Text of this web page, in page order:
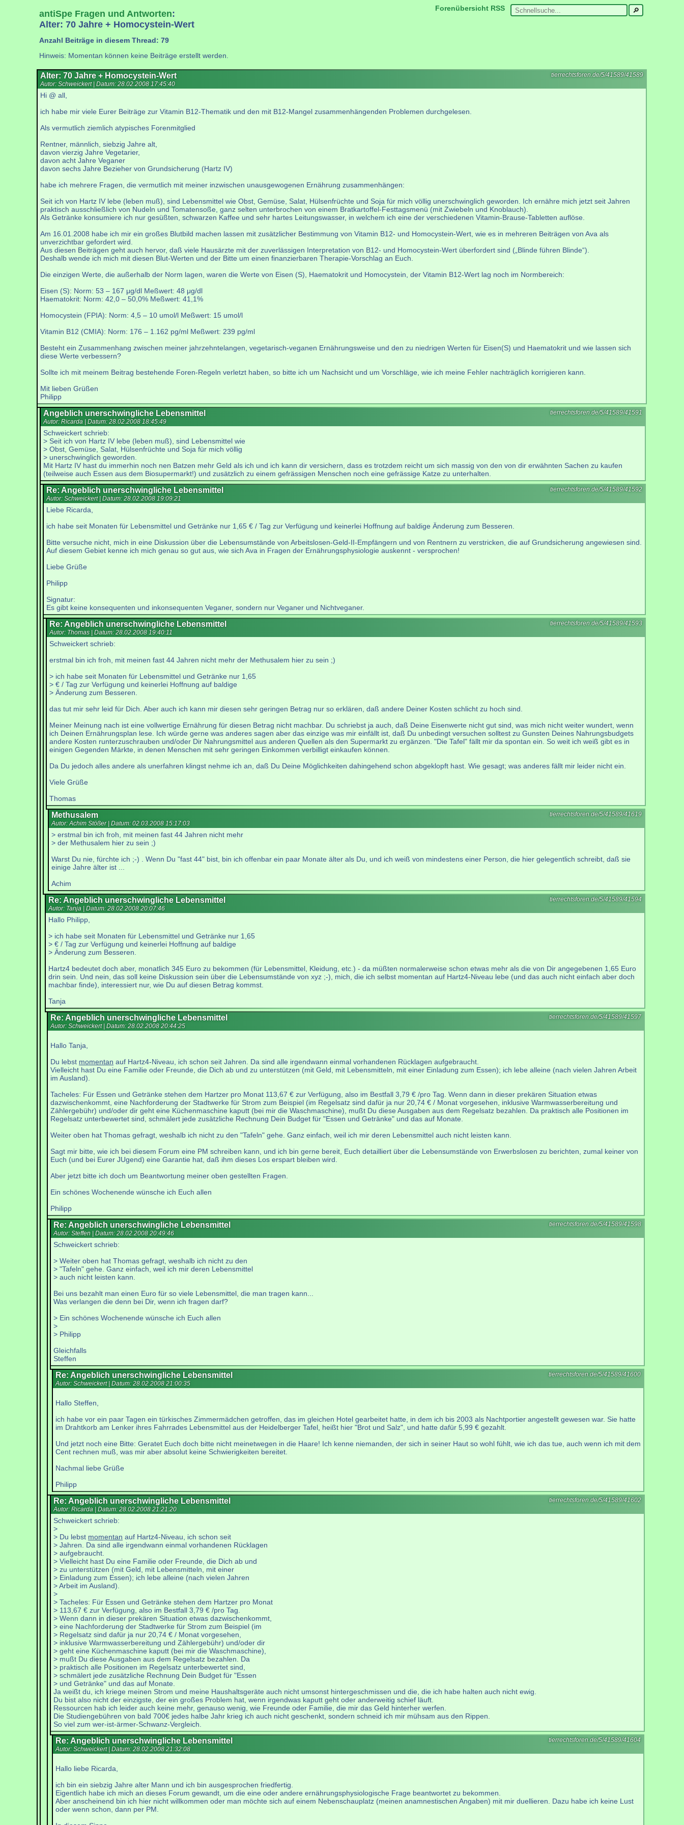
Forenübersicht RSS
antiSpe Fragen und Antworten:
Alter: 70 Jahre + Homocystein-Wert
Anzahl Beiträge in diesem Thread: 79
Hinweis: Momentan können keine Beiträge erstellt werden.
tierrechtsforen.de/5/41589/41589
Alter: 70 Jahre + Homocystein-Wert
Autor: Schweickert | Datum: 28.02.2008 17:45:40
Hi @ all,
ich habe mir viele Eurer Beiträge zur Vitamin B12-Thematik und den mit B12-Mangel zusammenhängenden Problemen durchgelesen.
Als vermutlich ziemlich atypisches Forenmitglied
Rentner, männlich, siebzig Jahre alt,
davon vierzig Jahre Vegetarier,
davon acht Jahre Veganer
davon sechs Jahre Bezieher von Grundsicherung (Hartz IV)
habe ich mehrere Fragen, die vermutlich mit meiner inzwischen unausgewogenen Ernährung zusammenhängen:
Seit ich von Hartz IV lebe (leben muß), sind Lebensmittel wie Obst, Gemüse, Salat, Hülsenfrüchte und Soja für mich völlig unerschwinglich geworden. Ich ernähre mich jetzt seit Jahren
praktisch ausschließlich von Nudeln und Tomatensoße, ganz selten unterbrochen von einem Bratkartoffel-Festtagsmenü (mit Zwiebeln und Knoblauch).
Als Getränke konsumiere ich nur gesüßten, schwarzen Kaffee und sehr hartes Leitungswasser, in welchem ich eine der verschiedenen Vitamin-Brause-Tabletten auflöse.
Am 16.01.2008 habe ich mir ein großes Blutbild machen lassen mit zusätzlicher Bestimmung von Vitamin B12- und Homocystein-Wert, wie es in mehreren Beiträgen von Ava als
unverzichtbar gefordert wird.
Aus diesen Beiträgen geht auch hervor, daß viele Hausärzte mit der zuverlässigen Interpretation von B12- und Homocystein-Wert überfordert sind („Blinde führen Blinde“).
Deshalb wende ich mich mit diesen Blut-Werten und der Bitte um einen finanzierbaren Therapie-Vorschlag an Euch.
Die einzigen Werte, die außerhalb der Norm lagen, waren die Werte von Eisen (S), Haematokrit und Homocystein, der Vitamin B12-Wert lag noch im Normbereich:
Eisen (S): Norm: 53 – 167 μg/dl Meßwert: 48 μg/dl
Haematokrit: Norm: 42,0 – 50,0% Meßwert: 41,1%
Homocystein (FPIA): Norm: 4,5 – 10 umol/l Meßwert: 15 umol/l
Vitamin B12 (CMIA): Norm: 176 – 1.162 pg/ml Meßwert: 239 pg/ml
Besteht ein Zusammenhang zwischen meiner jahrzehntelangen, vegetarisch-veganen Ernährungsweise und den zu niedrigen Werten für Eisen(S) und Haematokrit und wie lassen sich
diese Werte verbessern?
Sollte ich mit meinem Beitrag bestehende Foren-Regeln verletzt haben, so bitte ich um Nachsicht und um Vorschläge, wie ich meine Fehler nachträglich korrigieren kann.
Mit lieben Grüßen
Philipp
tierrechtsforen.de/5/41589/41591
Angeblich unerschwingliche Lebensmittel
Autor: Ricarda | Datum: 28.02.2008 18:45:49
Schweickert schrieb:
> Seit ich von Hartz IV lebe (leben muß), sind Lebensmittel wie
> Obst, Gemüse, Salat, Hülsenfrüchte und Soja für mich völlig
> unerschwinglich geworden.
Mit Hartz IV hast du immerhin noch nen Batzen mehr Geld als ich und ich kann dir versichern, dass es trotzdem reicht um sich massig von den von dir erwähnten Sachen zu kaufen
(teilweise auch Essen aus dem Biosupermarkt!) und zusätzlich zu einem gefrässigen Menschen noch eine gefrässige Katze zu unterhalten.
tierrechtsforen.de/5/41589/41592
Re: Angeblich unerschwingliche Lebensmittel
Autor: Schweickert | Datum: 28.02.2008 19:09:21
Liebe Ricarda,
ich habe seit Monaten für Lebensmittel und Getränke nur 1,65 € / Tag zur Verfügung und keinerlei Hoffnung auf baldige Änderung zum Besseren.
Bitte versuche nicht, mich in eine Diskussion über die Lebensumstände von Arbeitslosen-Geld-II-Empfängern und von Rentnern zu verstricken, die auf Grundsicherung angewiesen sind.
Auf diesem Gebiet kenne ich mich genau so gut aus, wie sich Ava in Fragen der Ernährungsphysiologie auskennt - versprochen!
Liebe Grüße
Philipp
Signatur:
Es gibt keine konsequenten und inkonsequenten Veganer, sondern nur Veganer und Nichtveganer.
tierrechtsforen.de/5/41589/41593
Re: Angeblich unerschwingliche Lebensmittel
Autor: Thomas | Datum: 28.02.2008 19:40:11
Schweickert schrieb:
erstmal bin ich froh, mit meinen fast 44 Jahren nicht mehr der Methusalem hier zu sein ;)
> ich habe seit Monaten für Lebensmittel und Getränke nur 1,65
> € / Tag zur Verfügung und keinerlei Hoffnung auf baldige
> Änderung zum Besseren.
das tut mir sehr leid für Dich. Aber auch ich kann mir diesen sehr geringen Betrag nur so erklären, daß andere Deiner Kosten schlicht zu hoch sind.
Meiner Meinung nach ist eine vollwertige Ernährung für diesen Betrag nicht machbar. Du schriebst ja auch, daß Deine Eisenwerte nicht gut sind, was mich nicht weiter wundert, wenn
ich Deinen Ernährungsplan lese. Ich würde gerne was anderes sagen aber das einzige was mir einfällt ist, daß Du unbedingt versuchen solltest zu Gunsten Deines Nahrungsbudgets
andere Kosten runterzuschrauben und/oder Dir Nahrungsmittel aus anderen Quellen als den Supermarkt zu ergänzen. "Die Tafel" fällt mir da spontan ein. So weit ich weiß gibt es in
einigen Gegenden Märkte, in denen Menschen mit sehr geringen Einkommen verbilligt einkaufen können.
Da Du jedoch alles andere als unerfahren klingst nehme ich an, daß Du Deine Möglichkeiten dahingehend schon abgeklopft hast. Wie gesagt; was anderes fällt mir leider nicht ein.
Viele Grüße
Thomas
tierrechtsforen.de/5/41589/41619
Methusalem
Autor: Achim Stößer | Datum: 02.03.2008 15:17:03
> erstmal bin ich froh, mit meinen fast 44 Jahren nicht mehr
> der Methusalem hier zu sein ;)
Warst Du nie, fürchte ich ;-) . Wenn Du "fast 44" bist, bin ich offenbar ein paar Monate älter als Du, und ich weiß von mindestens einer Person, die hier gelegentlich schreibt, daß sie
einige Jahre älter ist ...
Achim
tierrechtsforen.de/5/41589/41594
Re: Angeblich unerschwingliche Lebensmittel
Autor: Tanja | Datum: 28.02.2008 20:07:46
Hallo Philipp,
> ich habe seit Monaten für Lebensmittel und Getränke nur 1,65
> € / Tag zur Verfügung und keinerlei Hoffnung auf baldige
> Änderung zum Besseren.
Hartz4 bedeutet doch aber, monatlich 345 Euro zu bekommen (für Lebensmittel, Kleidung, etc.) - da müßten normalerweise schon etwas mehr als die von Dir angegebenen 1,65 Euro
drin sein. Und nein, das soll keine Diskussion sein über die Lebensumstände von xyz ;-), mich, die ich selbst momentan auf Hartz4-Niveau lebe (und das auch nicht einfach aber doch
machbar finde), interessiert nur, wie Du auf diesen Betrag kommst.
Tanja
tierrechtsforen.de/5/41589/41597
Re: Angeblich unerschwingliche Lebensmittel
Autor: Schweickert | Datum: 28.02.2008 20:44:25
Hallo Tanja,
Du lebst momentan auf Hartz4-Niveau, ich schon seit Jahren. Da sind alle irgendwann einmal vorhandenen Rücklagen aufgebraucht.
Vielleicht hast Du eine Familie oder Freunde, die Dich ab und zu unterstützen (mit Geld, mit Lebensmitteln, mit einer Einladung zum Essen); ich lebe alleine (nach vielen Jahren Arbeit
im Ausland).
Tacheles: Für Essen und Getränke stehen dem Hartzer pro Monat 113,67 € zur Verfügung, also im Bestfall 3,79 € /pro Tag. Wenn dann in dieser prekären Situation etwas
dazwischenkommt, eine Nachforderung der Stadtwerke für Strom zum Beispiel (im Regelsatz sind dafür ja nur 20,74 € / Monat vorgesehen, inklusive Warmwasserbereitung und
Zählergebühr) und/oder dir geht eine Küchenmaschine kaputt (bei mir die Waschmaschine), mußt Du diese Ausgaben aus dem Regelsatz bezahlen. Da praktisch alle Positionen im
Regelsatz unterbewertet sind, schmälert jede zusätzliche Rechnung Dein Budget für "Essen und Getränke" und das auf Monate.
Weiter oben hat Thomas gefragt, weshalb ich nicht zu den "Tafeln" gehe. Ganz einfach, weil ich mir deren Lebensmittel auch nicht leisten kann.
Sagt mir bitte, wie ich bei diesem Forum eine PM schreiben kann, und ich bin gerne bereit, Euch detailliert über die Lebensumstände von Erwerbslosen zu berichten, zumal keiner von
Euch (und bei Eurer JUgend) eine Garantie hat, daß ihm dieses Los erspart bleiben wird.
Aber jetzt bitte ich doch um Beantwortung meiner oben gestellten Fragen.
Ein schönes Wochenende wünsche ich Euch allen
Philipp
tierrechtsforen.de/5/41589/41598
Re: Angeblich unerschwingliche Lebensmittel
Autor: Steffen | Datum: 28.02.2008 20:49:46
Schweickert schrieb:
> Weiter oben hat Thomas gefragt, weshalb ich nicht zu den
> "Tafeln" gehe. Ganz einfach, weil ich mir deren Lebensmittel
> auch nicht leisten kann.
Bei uns bezahlt man einen Euro für so viele Lebensmittel, die man tragen kann...
Was verlangen die denn bei Dir, wenn ich fragen darf?
> Ein schönes Wochenende wünsche ich Euch allen
>
> Philipp
Gleichfalls
Steffen
tierrechtsforen.de/5/41589/41600
Re: Angeblich unerschwingliche Lebensmittel
Autor: Schweickert | Datum: 28.02.2008 21:00:35
Hallo Steffen,
ich habe vor ein paar Tagen ein türkisches Zimmermädchen getroffen, das im gleichen Hotel gearbeitet hatte, in dem ich bis 2003 als Nachtportier angestellt gewesen war. Sie hatte
im Drahtkorb am Lenker ihres Fahrrades Lebensmittel aus der Heidelberger Tafel, heißt hier "Brot und Salz", und hatte dafür 5,99 € gezahlt.
Und jetzt noch eine Bitte: Geratet Euch doch bitte nicht meinetwegen in die Haare! Ich kenne niemanden, der sich in seiner Haut so wohl fühlt, wie ich das tue, auch wenn ich mit dem
Cent rechnen muß, was mir aber absolut keine Schwierigkeiten bereitet.
Nachmal liebe Grüße
Philipp
tierrechtsforen.de/5/41589/41602
Re: Angeblich unerschwingliche Lebensmittel
Autor: Ricarda | Datum: 28.02.2008 21:21:20
Schweickert schrieb:
>
> Du lebst momentan auf Hartz4-Niveau, ich schon seit
> Jahren. Da sind alle irgendwann einmal vorhandenen Rücklagen
> aufgebraucht.
> Vielleicht hast Du eine Familie oder Freunde, die Dich ab und
> zu unterstützen (mit Geld, mit Lebensmitteln, mit einer
> Einladung zum Essen); ich lebe alleine (nach vielen Jahren
> Arbeit im Ausland).
>
> Tacheles: Für Essen und Getränke stehen dem Hartzer pro Monat
> 113,67 € zur Verfügung, also im Bestfall 3,79 € /pro Tag.
> Wenn dann in dieser prekären Situation etwas dazwischenkommt,
> eine Nachforderung der Stadtwerke für Strom zum Beispiel (im
> Regelsatz sind dafür ja nur 20,74 € / Monat vorgesehen,
> inklusive Warmwasserbereitung und Zählergebühr) und/oder dir
> geht eine Küchenmaschine kaputt (bei mir die Waschmaschine),
> mußt Du diese Ausgaben aus dem Regelsatz bezahlen. Da
> praktisch alle Positionen im Regelsatz unterbewertet sind,
> schmälert jede zusätzliche Rechnung Dein Budget für "Essen
> und Getränke" und das auf Monate.
Ja weißt du, ich kriege meinen Strom und meine Haushaltsgeräte auch nicht umsonst hintergeschmissen und die, die ich habe halten auch nicht ewig.
Du bist also nicht der einzigste, der ein großes Problem hat, wenn irgendwas kaputt geht oder anderweitig schief läuft.
Ressourcen hab ich leider auch keine mehr, genauso wenig, wie Freunde oder Familie, die mir das Geld hinterher werfen.
Die Studiengebühren von bald 700€ jedes halbe Jahr krieg ich auch nicht geschenkt, sondern schneid ich mir mühsam aus den Rippen.
So viel zum wer-ist-ärmer-Schwanz-Vergleich.
tierrechtsforen.de/5/41589/41604
Re: Angeblich unerschwingliche Lebensmittel
Autor: Schweickert | Datum: 28.02.2008 21:32:08
Hallo liebe Ricarda,
ich bin ein siebzig Jahre alter Mann und ich bin ausgesprochen friedfertig.
Eigentlich habe ich mich an dieses Forum gewandt, um die eine oder andere ernährungsphysiologische Frage beantwortet zu bekommen.
Aber anscheinend bin ich hier nicht willkommen oder man möchte sich auf einem Nebenschauplatz (meinen anamnestischen Angaben) mit mir duellieren. Dazu habe ich keine Lust
oder wenn schon, dann per PM.